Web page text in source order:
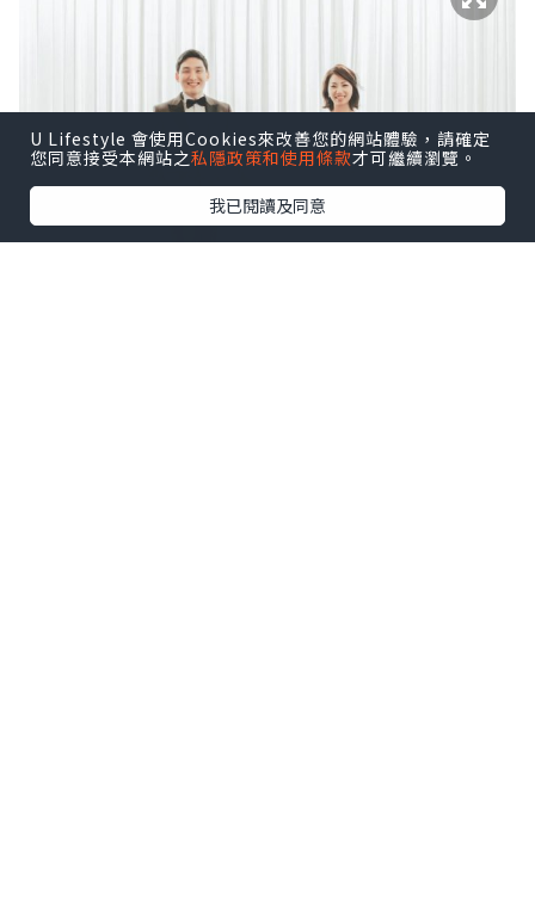
U Lifestyle 會使用Cookies來改善您的網站體驗，請確定
您同意接受本網站之私隱政策和使用條款才可繼續瀏覽。
我已閱讀及同意